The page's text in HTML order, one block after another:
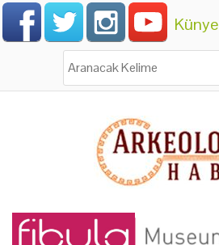
Künye